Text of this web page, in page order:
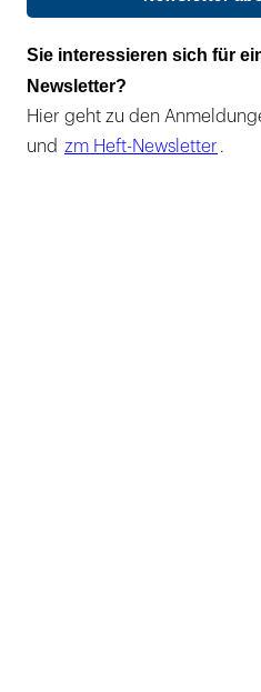
Sie interessieren sich für
Newsletter?
Hier geht zu den
und zm Heft-Newsletter .